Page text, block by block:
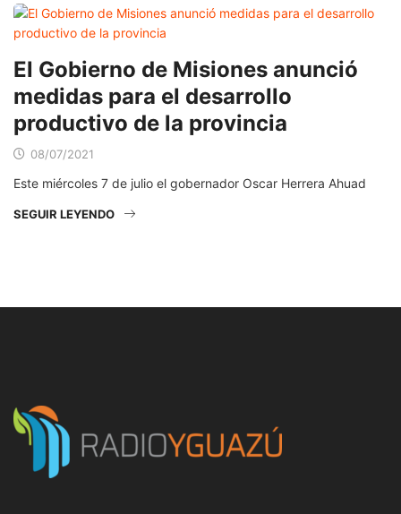
El Gobierno de Misiones anunció
medidas para el desarrollo
productivo de la provincia
08/07/2021
Este miércoles 7 de julio el gobernador Oscar Herrera Ahuad
SEGUIR LEYENDO